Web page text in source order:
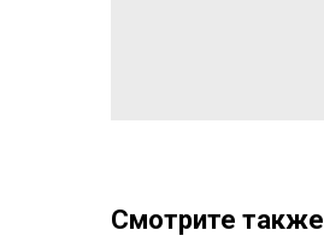
Смотрите также